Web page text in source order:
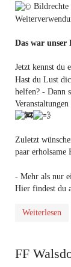
Bildrechte
Das war unser
Jetzt kennst du
Hast du Lust
helfen? - Dann
Zuletzt
paar erholsame
- Mehr als nur
Hier findest du
Weiterlesen
FF